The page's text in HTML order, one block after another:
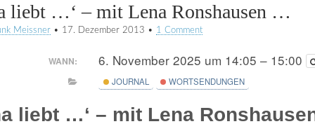
liebt …‘ – mit Lena Ronshausen …
Meissner • 17. Dezember 2013 • 1 Comment
WANN: 6. November 2025 um 14:05 – 15:00
JOURNAL WORTSENDUNGEN
liebt …‘ – mit Lena